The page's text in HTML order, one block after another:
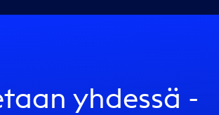
yhdessä -